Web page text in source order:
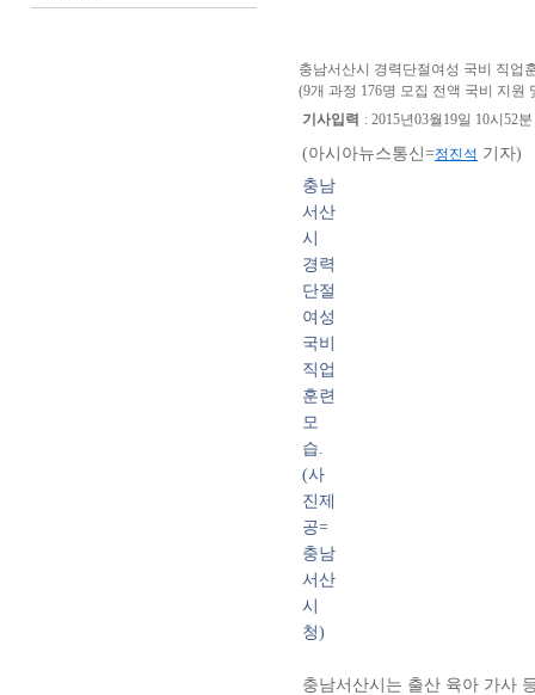
충남서산시 경력단절여성 국비 직업
(9개 과정 176명 모집 전액 국비 지원
기사입력 : 2015년03월19일 10시52분
(아시아뉴스통신=정진석 기자)
충남
서산
시
경력
단절
여성
국비
직업
훈련
모
습.
(사
진제
공=
충남
서산
시
청)
충남서산시는 출산 육아 가사